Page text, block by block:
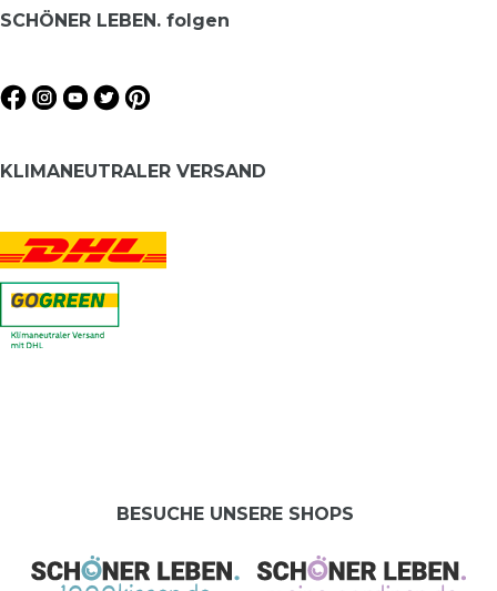
SCHÖNER LEBEN. folgen
KLIMANEUTRALER VERSAND
BESUCHE UNSERE SHOPS